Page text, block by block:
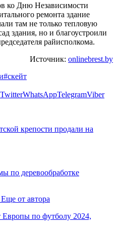
ко Дню Независимости
ремонта здание
там не только тепловую
здания, но и благоустроили
райисполкома.
Источник: onlinebrest.by
#скейт
TwitterWhatsAppTelegramViber
крепости продали на
по деревообработке
Еще от автора
по футболу 2024,